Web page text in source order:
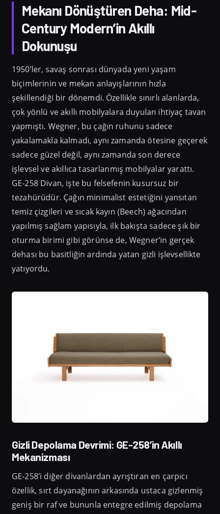
Mekanı Dönüştüren Deha: Mid-
Century Modern’in Akıllı
Dokunuşu
1950’ler, savaş sonrası dünyada yeni yaşam
biçimlerinin ve mekan anlayışlarının hızla
şekillendiği bir dönemdi. Özellikle sınırlı alanlarda,
çok yönlü ve akıllı mobilyalara duyulan ihtiyaç tavan
yapmıştı. Wegner, bu çağın ruhunu sadece
yakalamakla kalmadı, aynı zamanda ötesine geçerek
sadece güzel değil, aynı zamanda son derece
işlevsel ve akıllıca tasarlanmış mobilyalar yarattı.
GE-258 Divan, işte bu felsefenin kusursuz bir
tezahürüdür. Çağın minimalist estetiğini yansıtan
temiz çizgileri ve sıcak kayın (Beech) ağacından
yapılmış sağlam yapısıyla, ilk bakışta sadece şık bir
oturma birimi gibi görünse de, Wegner’in gerçek
dehası bu basitliğin ardında yatan gizli işlevsellikte
yatıyordu.
Gizli Depolama Devrimi: GE-258’in Akıllı
Mekanizması
GE-258’i diğer divanlardan ayrıştıran en çarpıcı
özellik, sırt dayanağının arkasında ustaca gizlenmiş
geniş bir raf ve bununla entegre edilmiş depolama